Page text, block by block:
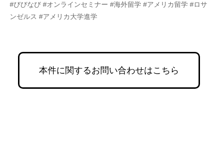
#びびなび #オンラインセミナー #海外留学 #アメリカ留学 #ロサ
ンゼルス #アメリカ大学進学
本件に関するお問い合わせはこちら